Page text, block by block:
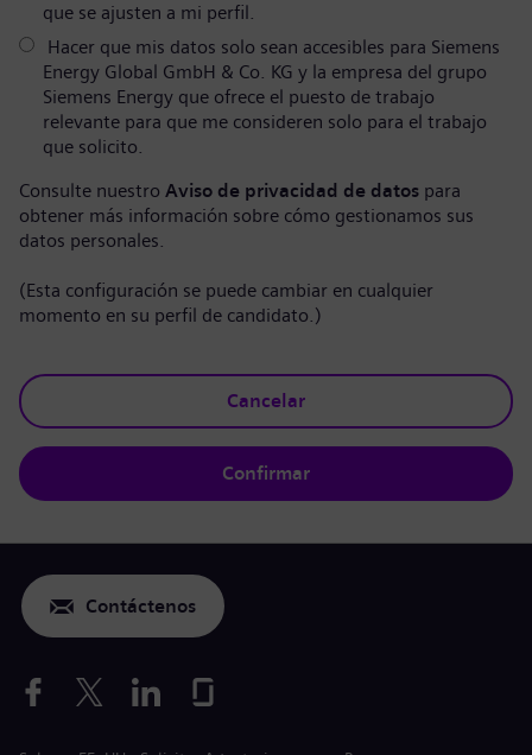
que se ajusten a mi perfil.
Hacer que mis datos solo sean accesibles para Siemens
Energy Global GmbH & Co. KG y la empresa del grupo
Siemens Energy que ofrece el puesto de trabajo
relevante para que me consideren solo para el trabajo
que solicito.
Consulte nuestro Aviso de privacidad de datos para
obtener más información sobre cómo gestionamos sus
datos personales.
(Esta configuración se puede cambiar en cualquier
momento en su perfil de candidato.)
Cancelar
Confirmar
Contáctenos